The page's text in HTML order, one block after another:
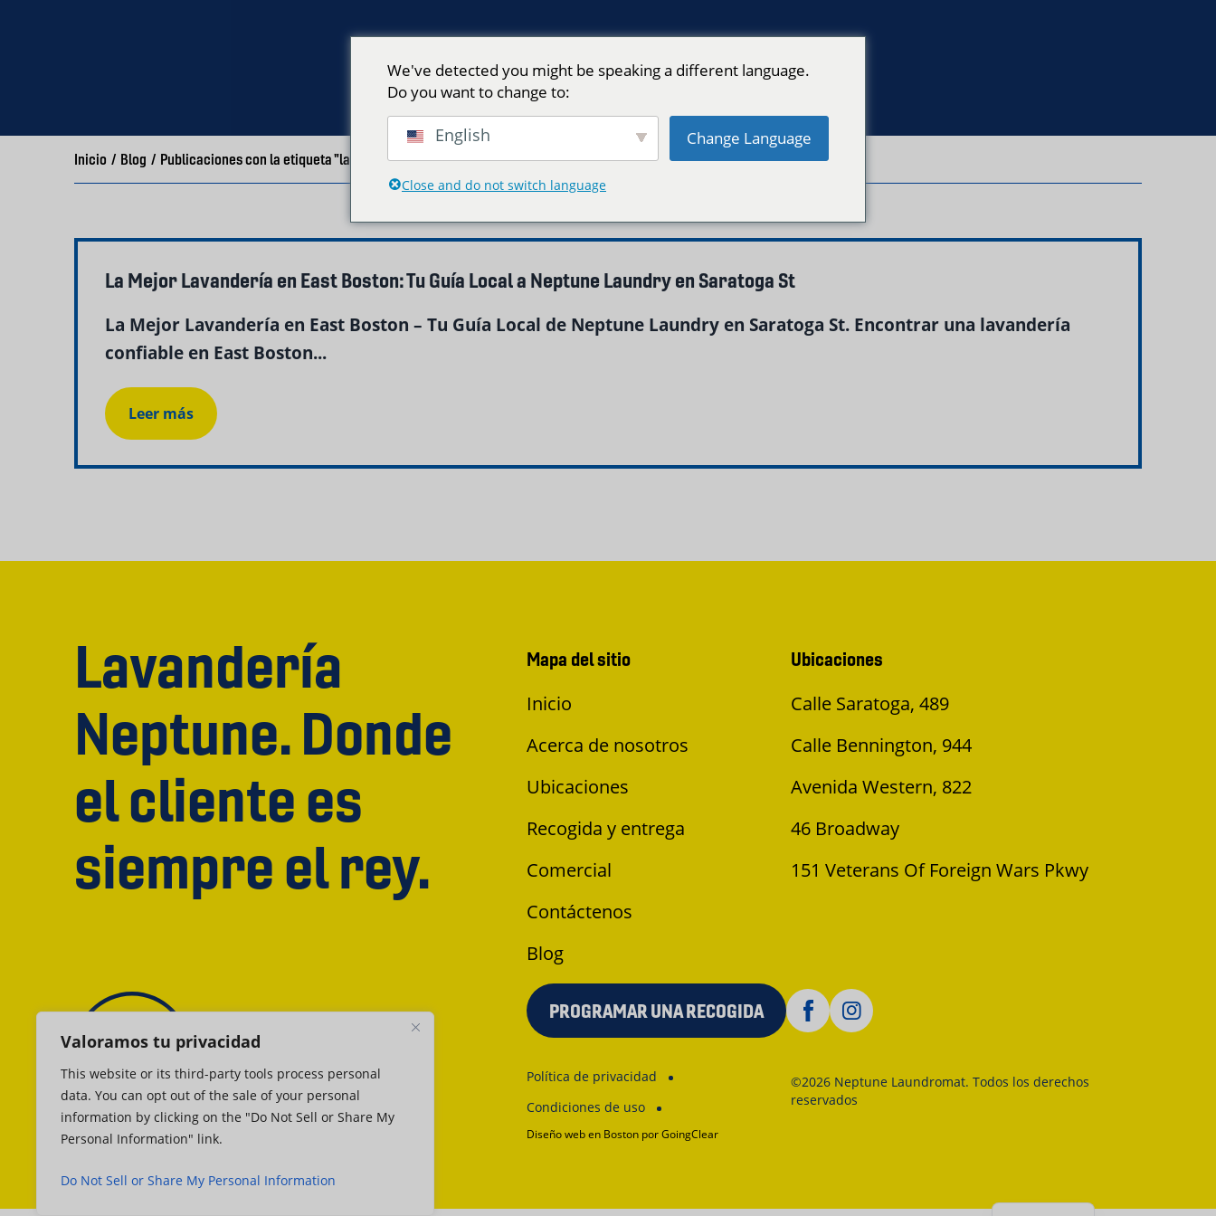
Valoramos tu privacidad
This website or its third-party tools process personal
data. You can opt out of the sale of your personal
information by clicking on the "Do Not Sell or Share My
Personal Information" link.
Do Not Sell or Share My Personal Information
Inicio / Blog / Publicaciones con la etiqueta "lavandería East Boston"
La Mejor Lavandería en East Boston: Tu Guía Local a Neptune Laundry en Saratoga St
La Mejor Lavandería en East Boston – Tu Guía Local de Neptune Laundry en Saratoga St. Encontrar una lavandería
confiable en East Boston...
Leer más
Lavandería
Neptune. Donde
el cliente es
siempre el rey.
Mapa del sitio
Inicio
Acerca de nosotros
Ubicaciones
Recogida y entrega
Comercial
Contáctenos
Blog
Ubicaciones
Calle Saratoga, 489
Calle Bennington, 944
Avenida Western, 822
46 Broadway
151 Veterans Of Foreign Wars Pkwy
PROGRAMAR UNA RECOGIDA
Política de privacidad
Condiciones de uso
©2026 Neptune Laundromat. Todos los derechos
reservados
Diseño web en Boston por GoingClear
We've detected you might be speaking a different language.
Do you want to change to:
English Change Language
Close and do not switch language